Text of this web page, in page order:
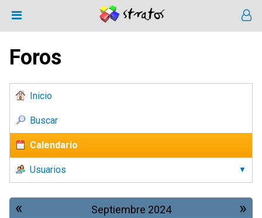
Foros
Inicio
Buscar
Calendario
Usuarios
« »
Septiembre 2024